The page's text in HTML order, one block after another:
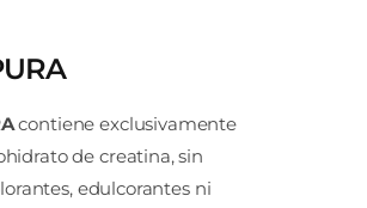
contiene exclusivamente
de creatina, sin
edulcorantes ni